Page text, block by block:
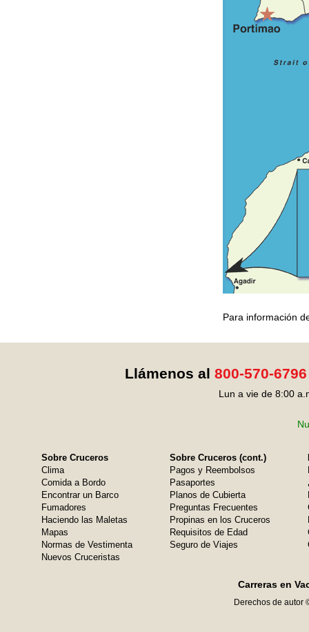
Para información
Llámenos al 800-570-6796
Lun a vie de 8:00
Sobre Cruceros
Clima
Comida a Bordo
Encontrar un Barco
Fumadores
Haciendo las Maletas
Mapas
Normas de Vestimenta
Nuevos Cruceristas
Sobre Cruceros (cont.)
Pagos y Reembolsos
Pasaportes
Planos de Cubierta
Preguntas Frecuentes
Propinas en los Cruceros
Requisitos de Edad
Seguro de Viajes
Carreras en
Derechos de autor